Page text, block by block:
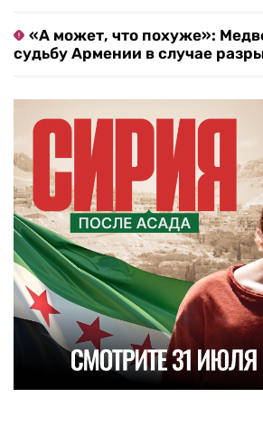
«А может, что похуже»:
судьбу Армении в случае